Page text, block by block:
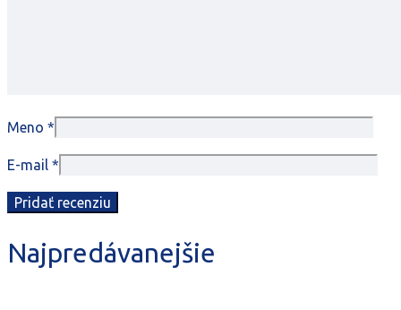
Meno *
E-mail *
Najpredávanejšie